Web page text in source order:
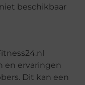
beschikbaar
en ervaringen
Dit kan een